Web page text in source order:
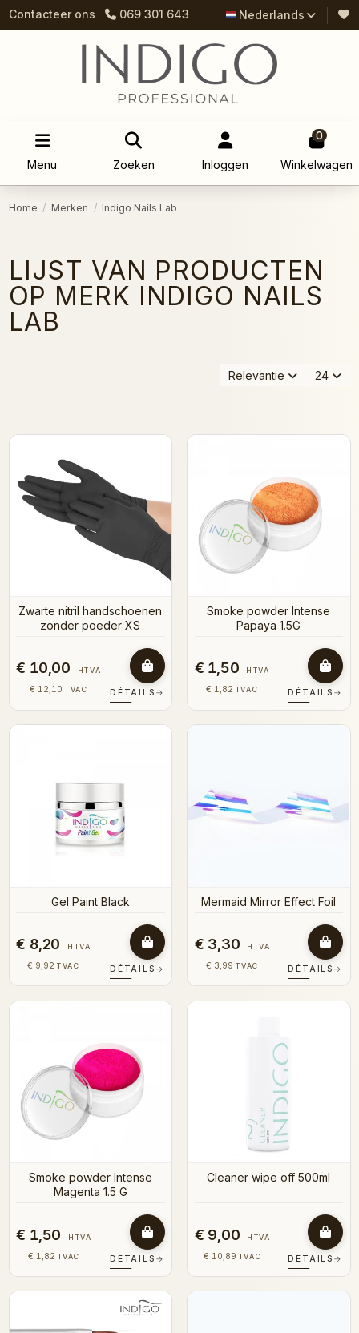
Contacteer ons 069 301 643 Nederlands
Menu Zoeken Inloggen
0
Winkelwagen
Home Merken Indigo Nails Lab
LIJST VAN PRODUCTEN
OP MERK INDIGO NAILS
LAB
Relevantie 24
Zwarte nitril handschoenen
zonder poeder XS
€ 10,00 HTVA
€ 12,10 TVAC DÉTAILS →
Smoke powder Intense
Papaya 1.5G
€ 1,50 HTVA
€ 1,82 TVAC DÉTAILS →
Gel Paint Black
€ 8,20 HTVA
€ 9,92 TVAC DÉTAILS →
Mermaid Mirror Effect Foil
€ 3,30 HTVA
€ 3,99 TVAC DÉTAILS →
Smoke powder Intense
Magenta 1.5 G
€ 1,50 HTVA
€ 1,82 TVAC DÉTAILS →
Cleaner wipe off 500ml
€ 9,00 HTVA
€ 10,89 TVAC DÉTAILS →